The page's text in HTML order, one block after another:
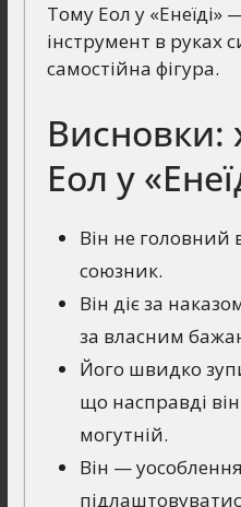
Тому Еол у
інструмент в руках
самостійна фігура.
Висновки:
Еол у
Він не головний
союзник.
Він діє за
за власним
Його швидко
що насправді
могутній.
Він —